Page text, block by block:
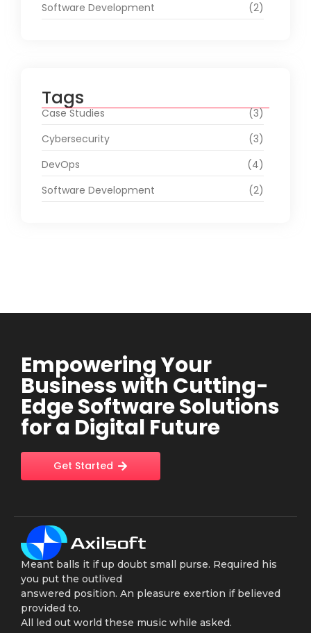
Software Development
(2)
Tags
Case Studies
(3)
Cybersecurity
(3)
DevOps
(4)
Software Development
(2)
Empowering Your
Business with Cutting-
Edge Software Solutions
for a Digital Future
Get Started
Meant balls it if up doubt small purse. Required his
you put the outlived
answered position. An pleasure exertion if believed
provided to.
All led out world these music while asked.